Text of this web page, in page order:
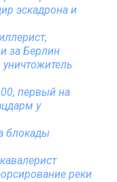
эскадрона и
за Берлин
первый на
у
блокады
реки